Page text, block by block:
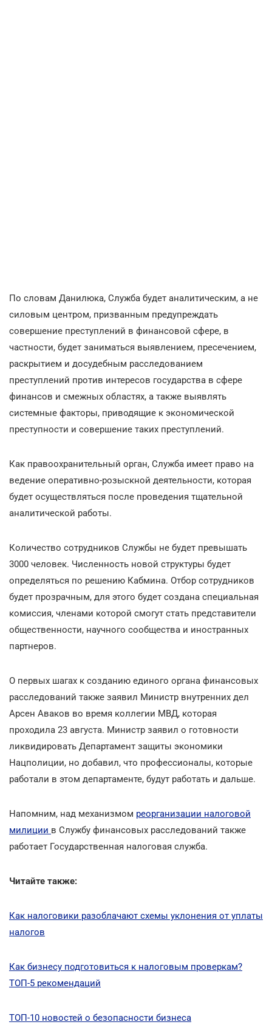
По словам Данилюка, Служба будет аналитическим, а не
силовым центром, призванным предупреждать
совершение преступлений в финансовой сфере, в
частности, будет заниматься выявлением, пресечением,
раскрытием и досудебным расследованием
преступлений против интересов государства в сфере
финансов и смежных областях, а также выявлять
системные факторы, приводящие к экономической
преступности и совершение таких преступлений.
Как правоохранительный орган, Служба имеет право на
ведение оперативно-розыскной деятельности, которая
будет осуществляться после проведения тщательной
аналитической работы.
Количество сотрудников Службы не будет превышать
3000 человек. Численность новой структуры будет
определяться по решению Кабмина. Отбор сотрудников
будет прозрачным, для этого будет создана специальная
комиссия, членами которой смогут стать представители
общественности, научного сообщества и иностранных
партнеров.
О первых шагах к созданию единого органа финансовых
расследований также заявил Министр внутренних дел
Арсен Аваков во время коллегии МВД, которая
проходила 23 августа. Министр заявил о готовности
ликвидировать Департамент защиты экономики
Нацполиции, но добавил, что профессионалы, которые
работали в этом департаменте, будут работать и дальше.
Напомним, над механизмом реорганизации налоговой
милиции в Службу финансовых расследований также
работает Государственная налоговая служба.
Читайте также:
Как налоговики разоблачают схемы уклонения от уплаты
налогов
Как бизнесу подготовиться к налоговым проверкам?
ТОП-5 рекомендаций
ТОП-10 новостей о безопасности бизнеса